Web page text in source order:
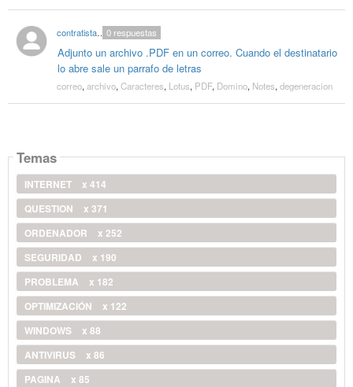
contratistanotes
Adjunto un archivo .PDF en un correo. Cuando el destinatario
lo abre sale un parrafo de letras
0respuestas
correo, archivo, Caracteres, Lotus, PDF, Domino, Notes, degeneracion
Temas
INTERNET
x 414
QUESTION
x 371
ORDENADOR
x 252
SEGURIDAD
x 190
PROBLEMA
x 182
OPTIMIZACIÓN
x 122
WINDOWS
x 88
ANTIVIRUS
x 86
PAGINA
x 85